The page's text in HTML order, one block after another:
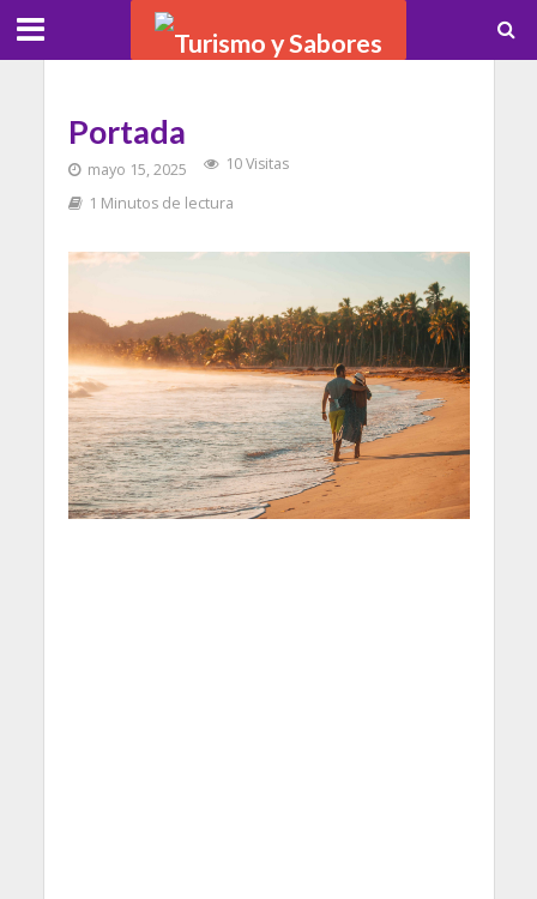
Portada
mayo 15, 2025
10 Visitas
1 Minutos de lectura